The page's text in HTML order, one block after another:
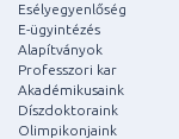
Esélyegyenlőség
E-ügyintézés
Alapítványok
Professzori kar
Akadémikusaink
Díszdoktoraink
Olimpikonjaink